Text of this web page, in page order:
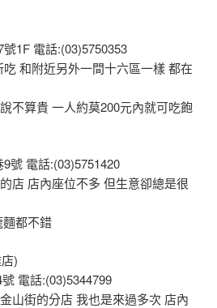
1F 電話:(03)5750353
和附近另外一間十六區一樣 都在
不算貴 一人約莫200元內就可吃飽
號 電話:(03)5751420
店 店內座位不多 但生意卻總是很
都不錯
)
電話:(03)5344799
山街的分店 我也是來過多次 店內